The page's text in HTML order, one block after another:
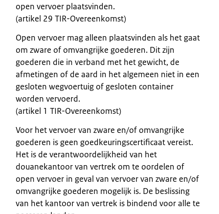
open vervoer plaatsvinden.
(artikel 29 TIR-Overeenkomst)
Open vervoer mag alleen plaatsvinden als het gaat
om zware of omvangrijke goederen. Dit zijn
goederen die in verband met het gewicht, de
afmetingen of de aard in het algemeen niet in een
gesloten wegvoertuig of gesloten container
worden vervoerd.
(artikel 1 TIR-Overeenkomst)
Voor het vervoer van zware en/of omvangrijke
goederen is geen goedkeuringscertificaat vereist.
Het is de verantwoordelijkheid van het
douanekantoor van vertrek om te oordelen of
open vervoer in geval van vervoer van zware en/of
omvangrijke goederen mogelijk is. De beslissing
van het kantoor van vertrek is bindend voor alle te